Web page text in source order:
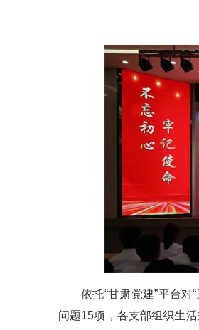
依托“甘肃党建”平台
问题15项，各支部组织生